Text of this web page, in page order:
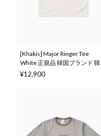
[Khakis] Major Ringer Tee
White 正規品 韓国ブランド 韓
国ファッション 韓国代行 カー
¥12,900